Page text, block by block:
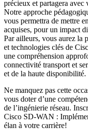
précieux et partagera avec
Notre approche
vous permettra de mettre
acquises, pour un impact
Par ailleurs, vous aurez la
et technologies clés de
une compréhension
connectivité transport et
et de la haute disponibilité.
Ne manquez pas cette
vous doter d’une
de l’ingénierie réseau.
Cisco SD-WAN :
élan à votre carrière!